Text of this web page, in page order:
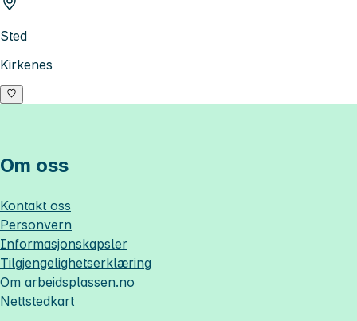
Sted
Kirkenes
Om oss
Kontakt oss
Personvern
Informasjonskapsler
Tilgjengelighetserklæring
Om arbeidsplassen.no
Nettstedkart